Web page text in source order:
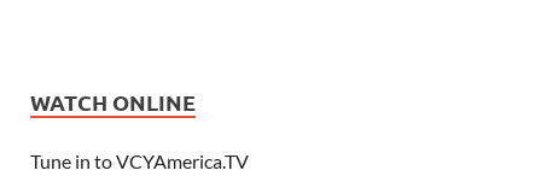
WATCH ONLINE
Tune in to VCYAmerica.TV